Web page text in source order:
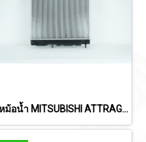
หม้อน้ำ MITSUBISHI ATTRAGE/MIRAGE'19-ON (A/T,M/T)